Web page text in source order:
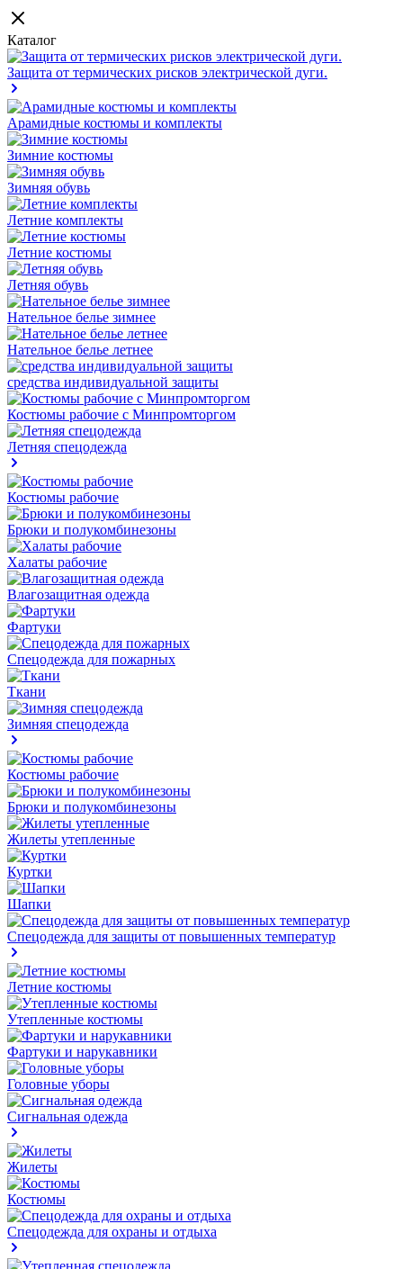
Каталог
Защита от термических рисков электрической дуги.
Арамидные костюмы и комплекты
Зимние костюмы
Зимняя обувь
Летние комплекты
Летние костюмы
Летняя обувь
Нательное белье зимнее
Нательное белье летнее
средства индивидуальной защиты
Костюмы рабочие с Минпромторгом
Летняя спецодежда
Костюмы рабочие
Брюки и полукомбинезоны
Халаты рабочие
Влагозащитная одежда
Фартуки
Спецодежда для пожарных
Ткани
Зимняя спецодежда
Костюмы рабочие
Брюки и полукомбинезоны
Жилеты утепленные
Куртки
Шапки
Спецодежда для защиты от повышенных температур
Летние костюмы
Утепленные костюмы
Фартуки и нарукавники
Головные уборы
Сигнальная одежда
Жилеты
Костюмы
Спецодежда для охраны и отдыха